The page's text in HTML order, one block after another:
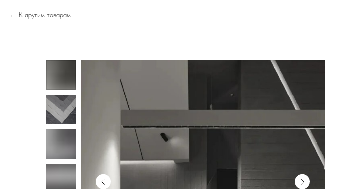
К другим товарам